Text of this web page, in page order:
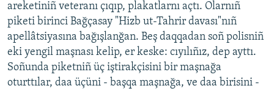
areketiniñ veteranı çıqıp, plakatlarnı açtı. Olarnıñ
piketi birinci Bağçasay "Hizb ut-Tahrir davası"nıñ
apellâtsiyasına bağışlanğan. Beş daqqadan soñ polisniñ
eki yengil maşnası kelip, er keske: cıyılıñız, dep ayttı.
Soñunda piketniñ üç iştirakçisini bir maşnağa
oturttılar, daa üçüni - başqa maşnağa, ve daa birisini -